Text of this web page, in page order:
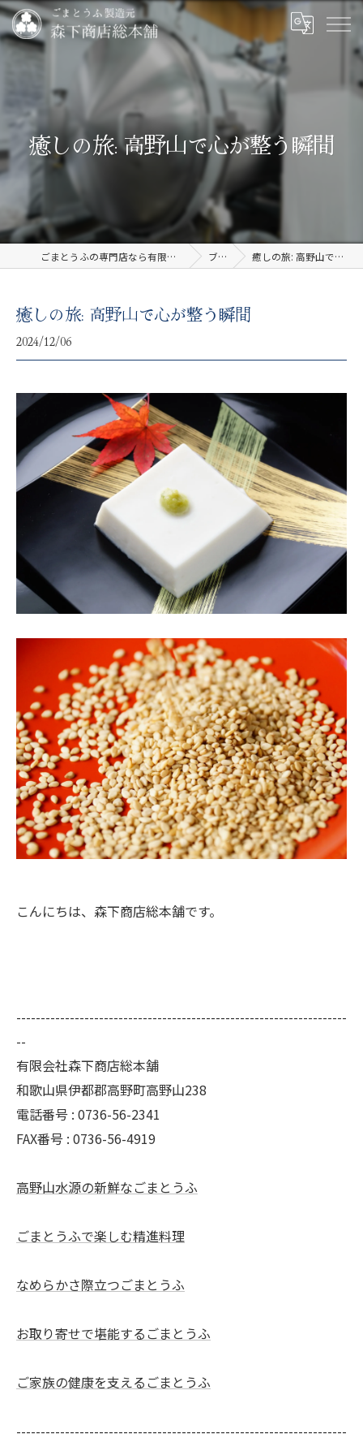
癒しの旅: 高野山で心が整う瞬間
ごまとうふの専門店なら有限会社森下商店総本舗 ブログ 癒しの旅: 高野山で心が整う瞬間
癒しの旅: 高野山で心が整う瞬間
2024/12/06
こんにちは、森下商店総本舗です。
--------------------------------------------------------------------
--
有限会社森下商店総本舗
和歌山県伊都郡高野町高野山238
電話番号 : 0736-56-2341
FAX番号 : 0736-56-4919
高野山水源の新鮮なごまとうふ
ごまとうふで楽しむ精進料理
なめらかさ際立つごまとうふ
お取り寄せで堪能するごまとうふ
ご家族の健康を支えるごまとうふ
--------------------------------------------------------------------